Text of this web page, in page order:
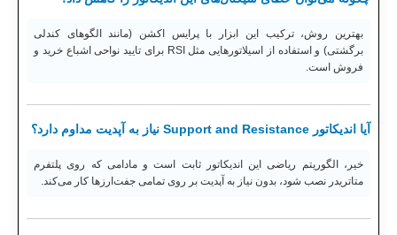
بهترین روش، ترکیب این ابزار با پرایس اکشن (مانند الگوهای کندلی
برگشتی) و استفاده از اسیلاتورهایی مثل RSI برای تایید نواحی اشباع خرید و
فروش است.
آیا اندیکاتور Support and Resistance نیاز به آپدیت مداوم دارد؟
خیر، الگوریتم ریاضی این اندیکاتور ثابت است و مادامی که روی پلتفرم
متاتریدر نصب شود، بدون نیاز به آپدیت بر روی تمامی جفت‌ارزها کار می‌کند.